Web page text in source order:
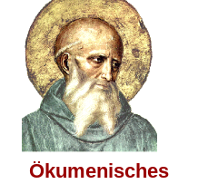
Ökumenisches